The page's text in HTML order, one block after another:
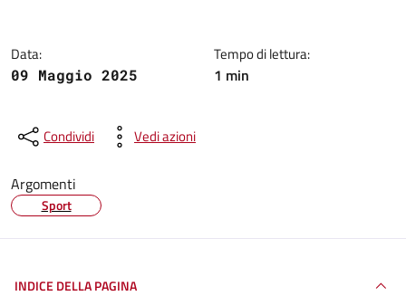
Data:
09 Maggio 2025
Tempo di lettura:
1 min
Condividi Vedi azioni
Argomenti
Sport
INDICE DELLA PAGINA